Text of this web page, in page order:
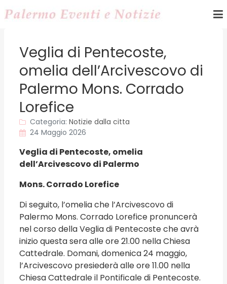
Veglia di Pentecoste,
omelia dell’Arcivescovo di
Palermo Mons. Corrado
Lorefice
Categoria: Notizie dalla citta
24 Maggio 2026
Veglia di Pentecoste, omelia
dell’Arcivescovo di Palermo
Mons. Corrado Lorefice
Di seguito, l’omelia che l’Arcivescovo di
Palermo Mons. Corrado Lorefice pronuncerà
nel corso della Veglia di Pentecoste che avrà
inizio questa sera alle ore 21.00 nella Chiesa
Cattedrale. Domani, domenica 24 maggio,
l’Arcivescovo presiederà alle ore 11.00 nella
Chiesa Cattedrale il Pontificale di Pentecoste.